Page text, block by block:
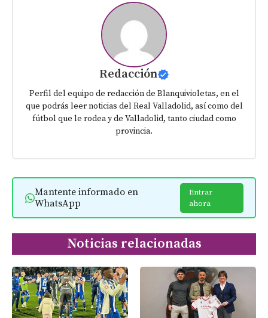
Redacción
Perfil del equipo de redacción de Blanquivioletas, en el
que podrás leer noticias del Real Valladolid, así como del
fútbol que le rodea y de Valladolid, tanto ciudad como
provincia.
Mantente informado en
WhatsApp
Entrar
ahora
Noticias relacionadas